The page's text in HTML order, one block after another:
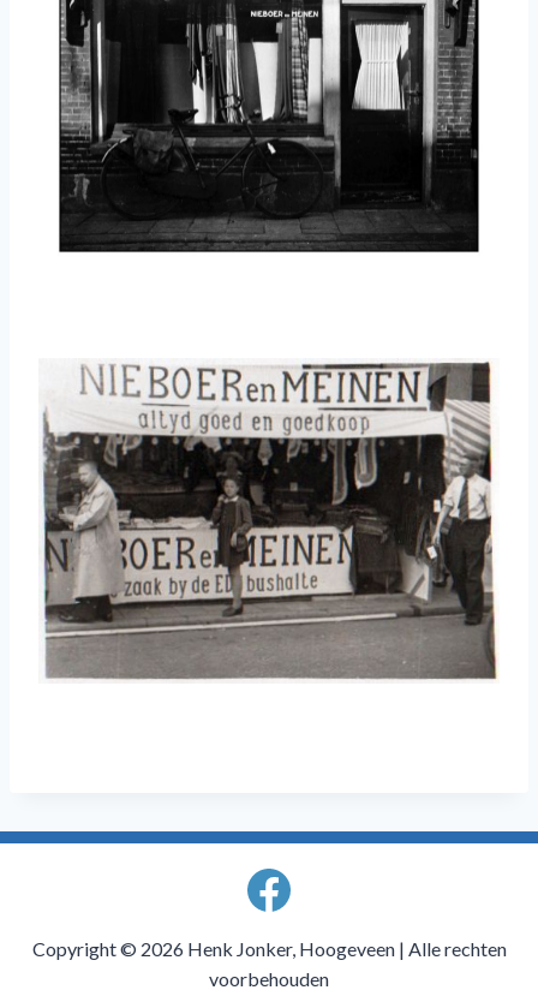
Copyright © 2026 Henk Jonker, Hoogeveen | Alle rechten
voorbehouden